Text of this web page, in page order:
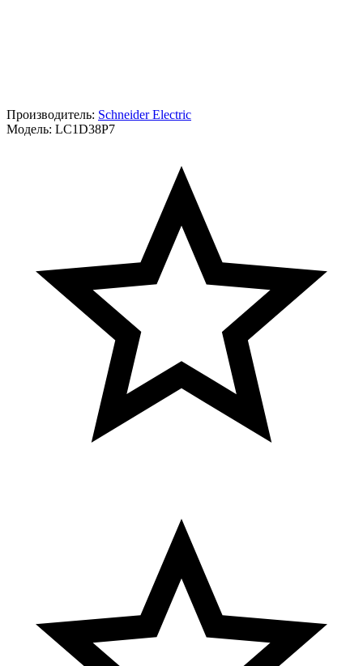
Производитель: Schneider Electric
Модель: LC1D38P7